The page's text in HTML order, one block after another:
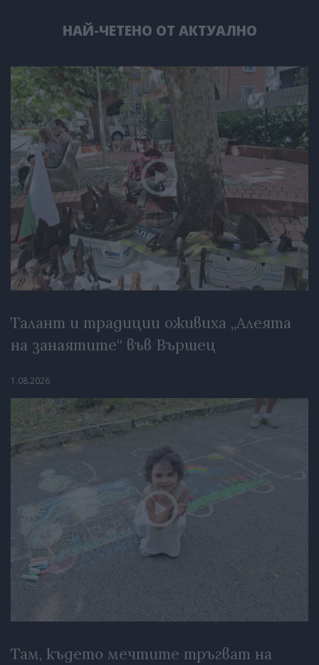
НАЙ-ЧЕТЕНО ОТ АКТУАЛНО
Талант и традиции оживиха „Алеята
на занаятите“ във Вършец
1.08.2026
Там, където мечтите тръгват на